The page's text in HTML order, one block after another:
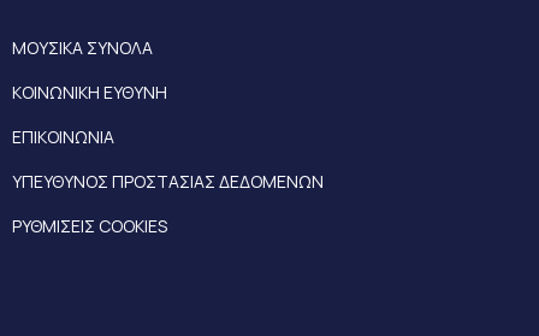
ΜΟΥΣΙΚΑ ΣΥΝΟΛΑ
ΚΟΙΝΩΝΙΚΗ ΕΥΘΥΝΗ
ΕΠΙΚΟΙΝΩΝΙΑ
ΥΠΕΥΘΥΝΟΣ ΠΡΟΣΤΑΣΙΑΣ ΔΕΔΟΜΕΝΩΝ
ΡΥΘΜΙΣΕΙΣ COOKIES